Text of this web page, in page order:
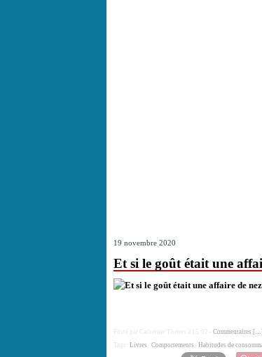
19 novembre 2020
Et si le goût était une
Posté par Catherine Thenes à 15:02 - Commentaires […]
Livres Comportements Habitudes de